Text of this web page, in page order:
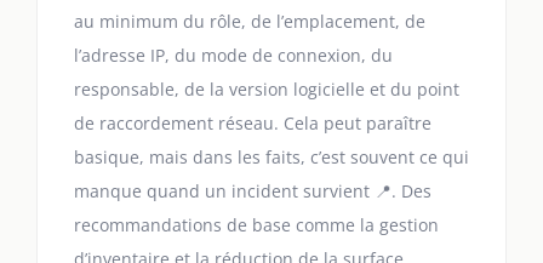
au minimum du rôle, de l’emplacement, de
l’adresse IP, du mode de connexion, du
responsable, de la version logicielle et du point
de raccordement réseau. Cela peut paraître
basique, mais dans les faits, c’est souvent ce qui
manque quand un incident survient 📍. Des
recommandations de base comme la gestion
d’inventaire et la réduction de la surface